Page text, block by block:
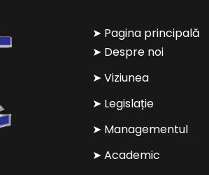
➤ Pagina principală
➤ Despre noi
➤ Viziunea
➤ Legislație
➤ Managementul
➤ Academic